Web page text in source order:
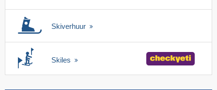
Skiverhuur
Skiles